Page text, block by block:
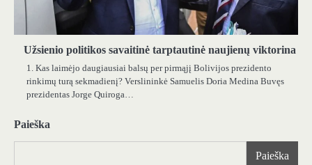
Užsienio politikos savaitinė tarptautinė naujienų viktorina
1. Kas laimėjo daugiausiai balsų per pirmąjį Bolivijos prezidento
rinkimų turą sekmadienį? Verslininkė Samuelis Doria Medina Buvęs
prezidentas Jorge Quiroga…
Paieška
Paieška